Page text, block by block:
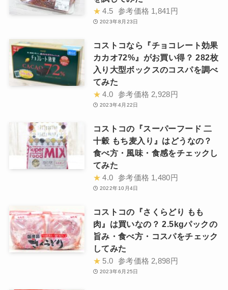
★ 4.5 参考価格 1,841円
2023年8月23日
コストコなら『チョコレート効果
カカオ72%』がお買い得？ 282枚
入り大型ボックスのコスパを調べ
てみた
★ 4.0 参考価格 2,928円
2023年4月22日
コストコの『スーパーフード 二
十穀 もち麦入り』はどうなの？
食べ方・風味・食感をチェックし
てみた
★ 4.0 参考価格 1,480円
2022年10月4日
コストコの『さくらどり もも
肉』は買いなの？ 2.5kgパックの
旨み・食べ方・コスパをチェック
してみた
★ 5.0 参考価格 2,898円
2023年6月25日